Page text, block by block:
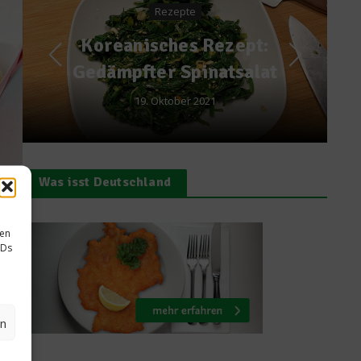
Dessert-Tipp:
Blaubeerpfannenkuche
n von Tim Wieskötter
9. August 2012
Was isst Deutschland